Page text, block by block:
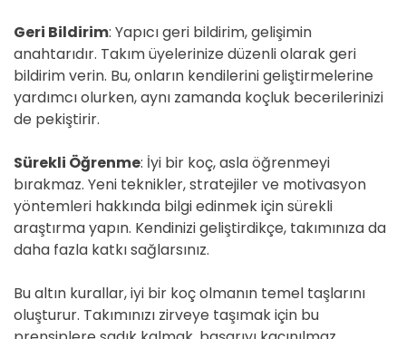
Geri Bildirim: Yapıcı geri bildirim, gelişimin
anahtarıdır. Takım üyelerinize düzenli olarak geri
bildirim verin. Bu, onların kendilerini geliştirmelerine
yardımcı olurken, aynı zamanda koçluk becerilerinizi
de pekiştirir.
Sürekli Öğrenme: İyi bir koç, asla öğrenmeyi
bırakmaz. Yeni teknikler, stratejiler ve motivasyon
yöntemleri hakkında bilgi edinmek için sürekli
araştırma yapın. Kendinizi geliştirdikçe, takımınıza da
daha fazla katkı sağlarsınız.
Bu altın kurallar, iyi bir koç olmanın temel taşlarını
oluşturur. Takımınızı zirveye taşımak için bu